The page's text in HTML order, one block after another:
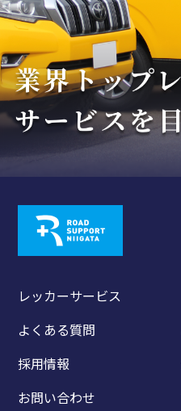
レッカーサービス
よくある質問
採用情報
お問い合わせ